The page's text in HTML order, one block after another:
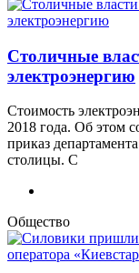
Столичные
электроэнергию
Стоимость
2018 года. Об этом
приказ
столицы. С
Общество